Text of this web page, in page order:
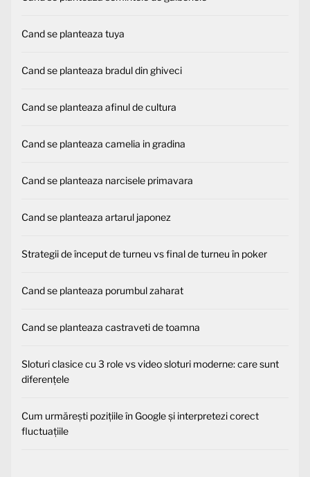
Cand se planteaza tuya
Cand se planteaza bradul din ghiveci
Cand se planteaza afinul de cultura
Cand se planteaza camelia in gradina
Cand se planteaza narcisele primavara
Cand se planteaza artarul japonez
Strategii de început de turneu vs final de turneu în poker
Cand se planteaza porumbul zaharat
Cand se planteaza castraveti de toamna
Sloturi clasice cu 3 role vs video sloturi moderne: care sunt
diferențele
Cum urmărești pozițiile în Google și interpretezi corect
fluctuațiile